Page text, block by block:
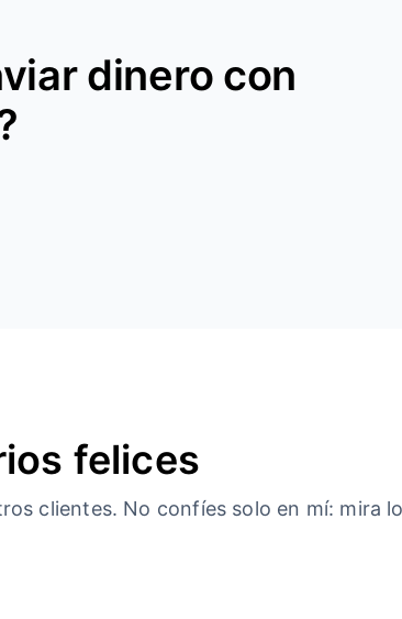
dinero con
felices
clientes. No confíes solo en mí: mira